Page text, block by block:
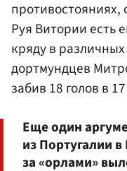
Руя Витории есть
кряду в
дортмундцев
забив 18 голов в
Еще один
из Португалии
за «орлами»